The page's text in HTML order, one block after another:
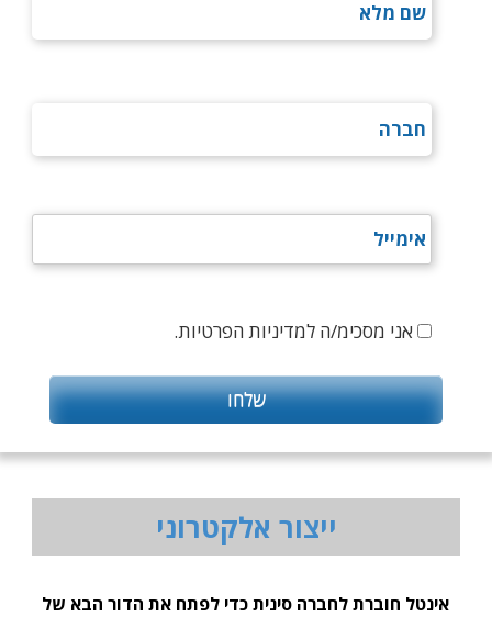
אני מסכימ/ה למדיניות הפרטיות.
ייצור אלקטרוני
אינטל חוברת לחברה סינית כדי לפתח את הדור הבא של